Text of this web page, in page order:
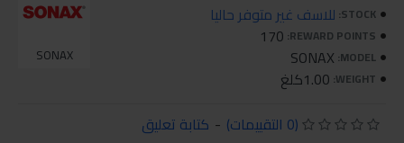
STOCK: للاسف غير متوفر حاليا
REWARD POINTS:
170
MODEL:
SONAX
WEIGHT: 1.00كلغ
SONAX
(0 التقييمات) - كتابة تعليق